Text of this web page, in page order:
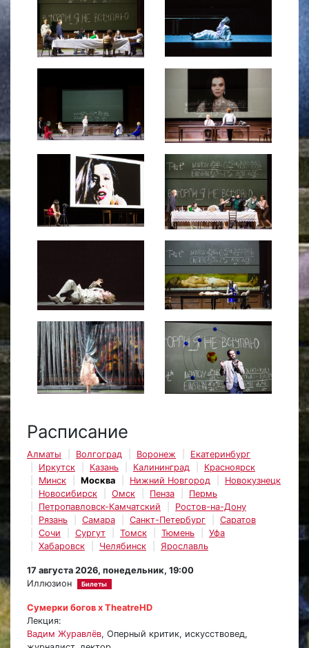
Расписание
Алматы Волгоград Воронеж
Екатеринбург
Иркутск
Казань Калининград
Красноярск
Минск
Москва Нижний Новгород
Новокузнецк
Новосибирск
Омск Пенза
Пермь
Петропавловск-Камчатский
Ростов-на-Дону
Рязань
Самара Санкт-Петербург
Саратов
Сочи
Сургут Томск Тюмень
Уфа
Хабаровск
Челябинск Ярославль
17 августа 2026, понедельник, 19:00
Иллюзион
Билеты
Сумерки богов х TheatreHD
Лекция:
Вадим Журавлёв, Оперный критик, искусствовед,